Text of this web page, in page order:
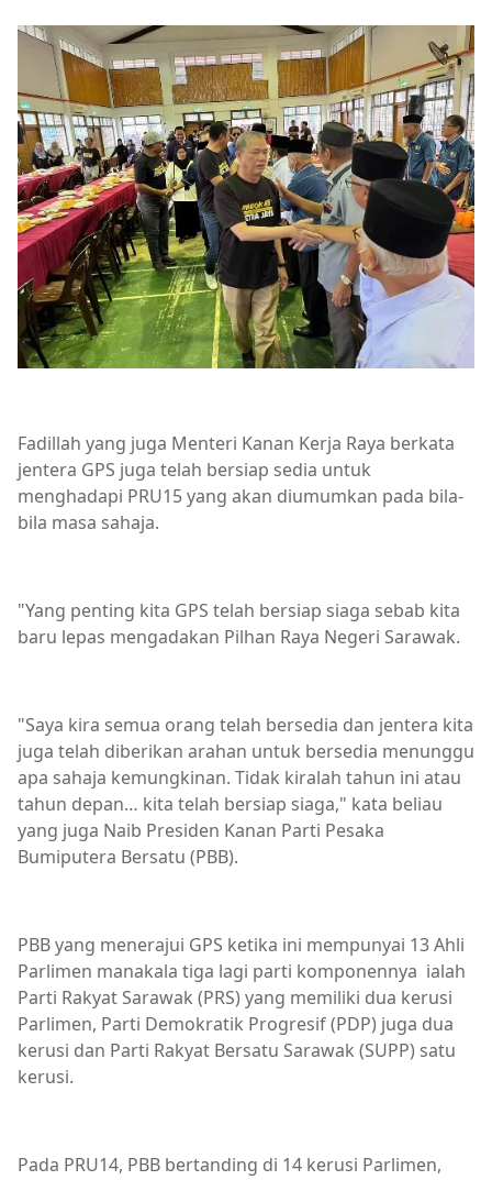
Fadillah yang juga Menteri Kanan Kerja Raya berkata
jentera GPS juga telah bersiap sedia untuk
menghadapi PRU15 yang akan diumumkan pada bila-
bila masa sahaja.
"Yang penting kita GPS telah bersiap siaga sebab kita
baru lepas mengadakan Pilhan Raya Negeri Sarawak.
"Saya kira semua orang telah bersedia dan jentera kita
juga telah diberikan arahan untuk bersedia menunggu
apa sahaja kemungkinan. Tidak kiralah tahun ini atau
tahun depan… kita telah bersiap siaga," kata beliau
yang juga Naib Presiden Kanan Parti Pesaka
Bumiputera Bersatu (PBB).
PBB yang menerajui GPS ketika ini mempunyai 13 Ahli
Parlimen manakala tiga lagi parti komponennya ialah
Parti Rakyat Sarawak (PRS) yang memiliki dua kerusi
Parlimen, Parti Demokratik Progresif (PDP) juga dua
kerusi dan Parti Rakyat Bersatu Sarawak (SUPP) satu
kerusi.
Pada PRU14, PBB bertanding di 14 kerusi Parlimen,